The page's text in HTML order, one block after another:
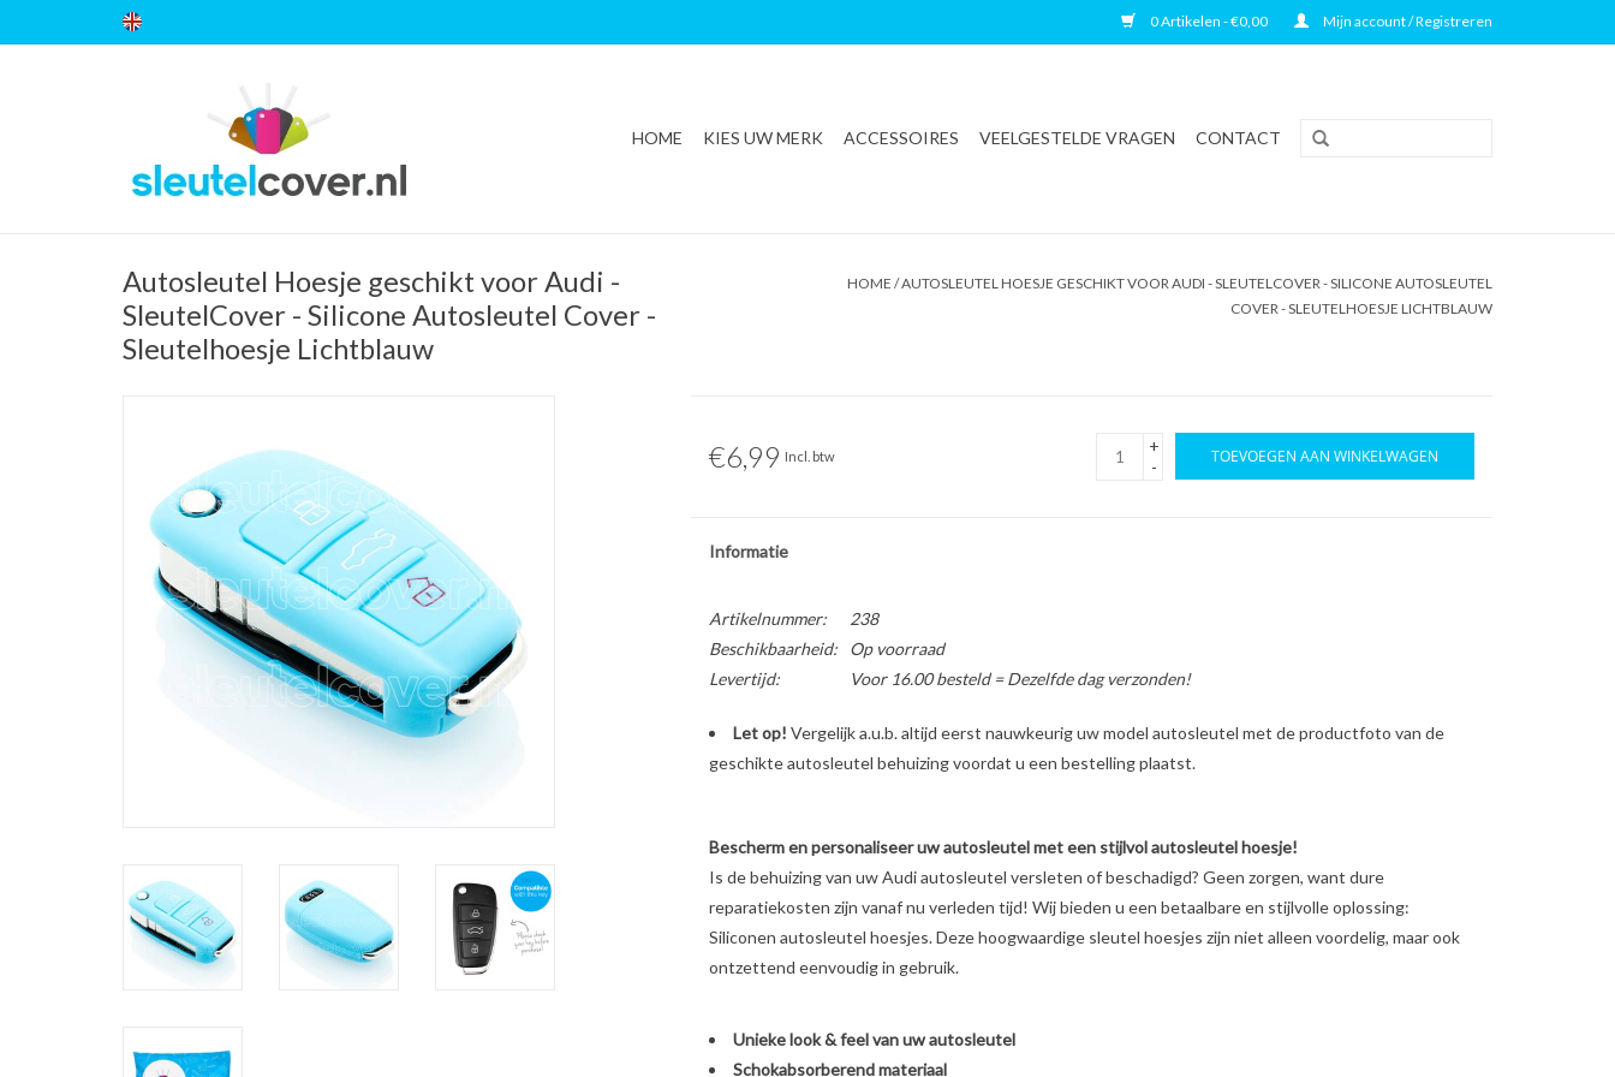
0 Artikelen - €0,00 Mijn account / Registreren
HOME KIES UW MERK ACCESSOIRES VEELGESTELDE VRAGEN CONTACT
Autosleutel Hoesje geschikt voor Audi -
SleutelCover - Silicone Autosleutel Cover -
Sleutelhoesje Lichtblauw
HOME /AUTOSLEUTEL HOESJE GESCHIKT VOOR AUDI - SLEUTELCOVER - SILICONE AUTOSLEUTEL
COVER - SLEUTELHOESJE LICHTBLAUW
€6,99 Incl. btw
+
-
TOEVOEGEN AAN WINKELWAGEN
Informatie
Artikelnummer:
238
Beschikbaarheid:
Op voorraad
Levertijd:
Voor 16.00 besteld = Dezelfde dag verzonden!
Let op! Vergelijk a.u.b. altijd eerst nauwkeurig uw model autosleutel met de productfoto van de
geschikte autosleutel behuizing voordat u een bestelling plaatst.
Bescherm en personaliseer uw autosleutel met een stijlvol autosleutel hoesje!
Is de behuizing van uw Audi autosleutel versleten of beschadigd? Geen zorgen, want dure
reparatiekosten zijn vanaf nu verleden tijd! Wij bieden u een betaalbare en stijlvolle oplossing:
Siliconen autosleutel hoesjes. Deze hoogwaardige sleutel hoesjes zijn niet alleen voordelig, maar ook
ontzettend eenvoudig in gebruik.
Unieke look & feel van uw autosleutel
Schokabsorberend materiaal